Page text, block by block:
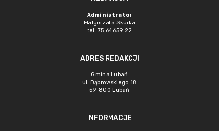
Administrator
Małgorzata Skórka
tel. 75 64659 22
ADRES REDAKCJI
Gmina Lubań
ul. Dąbrowskiego 18
59-800 Lubań
INFORMACJE